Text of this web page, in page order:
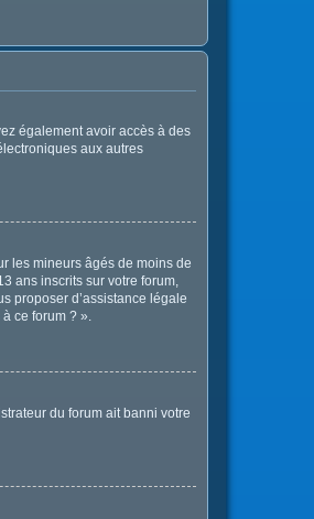
également avoir accès à des
aux autres
les mineurs âgés de moins de
ans inscrits sur votre forum,
proposer d’assistance légale
ce forum ? ».
du forum ait banni votre